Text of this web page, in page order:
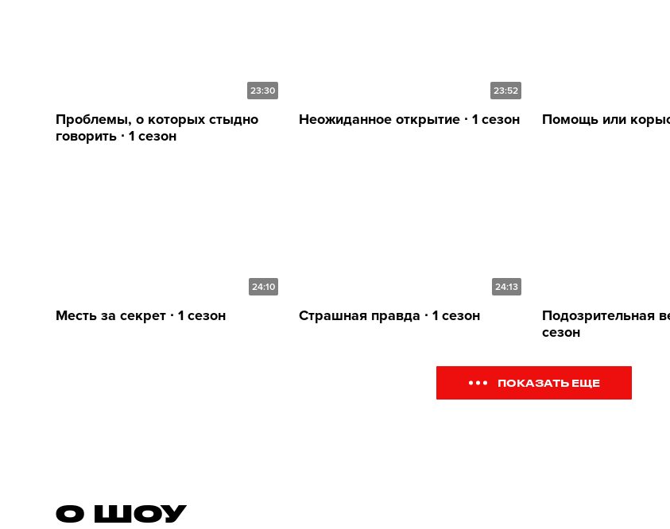
23:30
Проблемы, о которых стыдно
говорить ∙ 1 сезон
23:52
Неожиданное открытие ∙ 1 сезон Помощь или
24:10
Месть за секрет ∙ 1 сезон
24:13
Страшная правда ∙ 1 сезон
Подозрительная
сезон
ПОКАЗАТЬ ЕЩЕ
О ШОУ